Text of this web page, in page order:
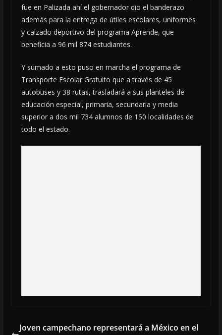
fue en Palizada ahí el gobernador dio el banderazo
además para la entrega de útiles escolares, uniformes
y calzado deportivo del programa Aprende, que
beneficia a 96 mil 874 estudiantes.
Y sumado a esto puso en marcha el programa de
Transporte Escolar Gratuito que a través de 45
autobuses y 38 rutas, trasladará a sus planteles de
educación especial, primaria, secundaria y media
superior a dos mil 734 alumnos de 150 localidades de
todo el estado.
Joven campechano representará a México en el